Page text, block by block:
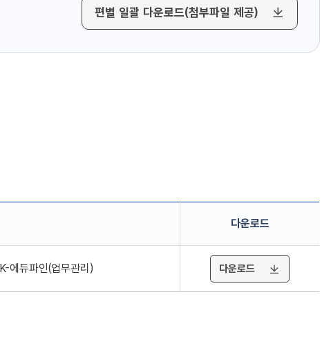
편별 일괄 다운로드(첨부파일 제공)
다운로드
에듀파인(업무관리) 다운로드